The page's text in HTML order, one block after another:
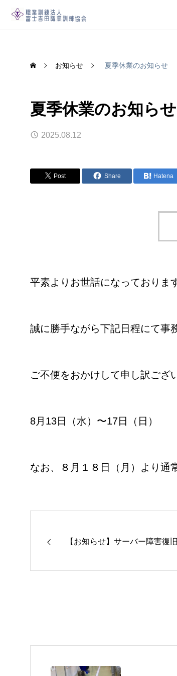
お知らせ 夏季休業のお知らせ
夏季休業のお知らせ
2025.08.12
Post Share Hatena
平素よりお世話になっておりま
誠に勝手ながら下記日程にて事
ご不便をおかけして申し訳ござ
8月13日（水）〜17日（日）
なお、８月１８日（月）より通
【お知らせ】サーバー障害復